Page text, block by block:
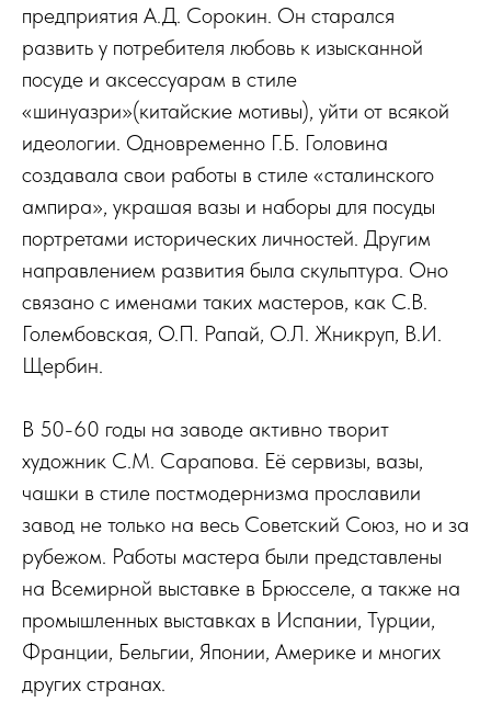
предприятия А.Д. Сорокин. Он старался
развить у потребителя любовь к изысканной
посуде и аксессуарам в стиле
«шинуазри»(китайские мотивы), уйти от всякой
идеологии. Одновременно Г.Б. Головина
создавала свои работы в стиле «сталинского
ампира», украшая вазы и наборы для посуды
портретами исторических личностей. Другим
направлением развития была скульптура. Оно
связано с именами таких мастеров, как С.В.
Голембовская, О.П. Рапай, О.Л. Жникруп, В.И.
Щербин.
В 50-60 годы на заводе активно творит
художник С.М. Сарапова. Её сервизы, вазы,
чашки в стиле постмодернизма прославили
завод не только на весь Советский Союз, но и за
рубежом. Работы мастера были представлены
на Всемирной выставке в Брюсселе, а также на
промышленных выставках в Испании, Турции,
Франции, Бельгии, Японии, Америке и многих
других странах.